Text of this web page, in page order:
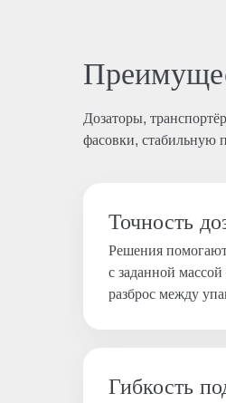
Дозаторы,
фасовки, стабильную
Точность
Решения
с заданной
разброс между
Гибкость